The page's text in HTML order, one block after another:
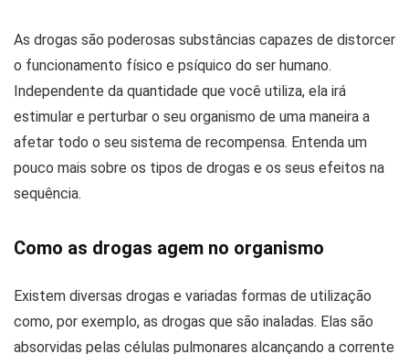
As drogas são poderosas substâncias capazes de distorcer
o funcionamento físico e psíquico do ser humano.
Independente da quantidade que você utiliza, ela irá
estimular e perturbar o seu organismo de uma maneira a
afetar todo o seu sistema de recompensa. Entenda um
pouco mais sobre os tipos de drogas e os seus efeitos na
sequência.
Como as drogas agem no organismo
Existem diversas drogas e variadas formas de utilização
como, por exemplo, as drogas que são inaladas. Elas são
absorvidas pelas células pulmonares alcançando a corrente